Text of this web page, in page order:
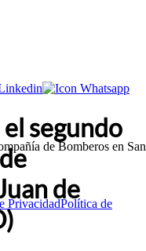
de Bomberos en San
PrivacidadPolítica de
segundo
de